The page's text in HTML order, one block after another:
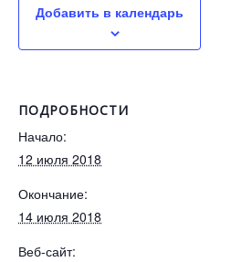
Добавить в календарь
ПОДРОБНОСТИ
Начало:
12 июля 2018
Окончание:
14 июля 2018
Веб-сайт: